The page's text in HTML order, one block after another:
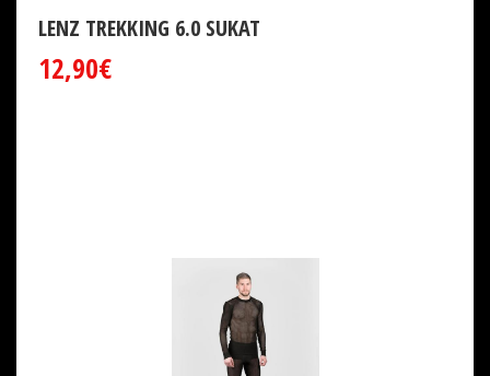
LENZ TREKKING 6.0 SUKAT
12,90€